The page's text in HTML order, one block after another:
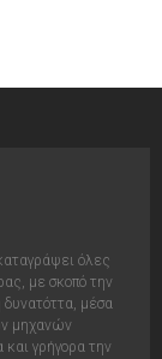
όλες
με σκοπό την
μέσα
μηχανών
γρήγορα την